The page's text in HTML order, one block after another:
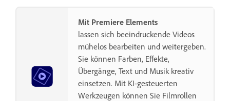
Mit Premiere Elements
lassen sich beeindruckende Videos
mühelos bearbeiten und weitergeben.
Sie können Farben, Effekte,
Übergänge, Text und Musik kreativ
einsetzen. Mit KI-gesteuerten
Werkzeugen können Sie Filmrollen